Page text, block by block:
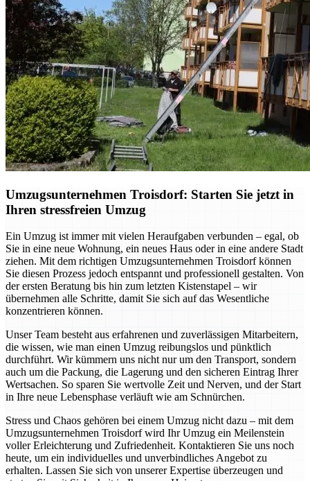
Umzugsunternehmen Troisdorf: Starten Sie jetzt in
Ihren stressfreien Umzug
Ein Umzug ist immer mit vielen Heraufgaben verbunden – egal, ob
Sie in eine neue Wohnung, ein neues Haus oder in eine andere Stadt
ziehen. Mit dem richtigen Umzugsunternehmen Troisdorf können
Sie diesen Prozess jedoch entspannt und professionell gestalten. Von
der ersten Beratung bis hin zum letzten Kistenstapel – wir
übernehmen alle Schritte, damit Sie sich auf das Wesentliche
konzentrieren können.
Unser Team besteht aus erfahrenen und zuverlässigen Mitarbeitern,
die wissen, wie man einen Umzug reibungslos und pünktlich
durchführt. Wir kümmern uns nicht nur um den Transport, sondern
auch um die Packung, die Lagerung und den sicheren Eintrag Ihrer
Wertsachen. So sparen Sie wertvolle Zeit und Nerven, und der Start
in Ihre neue Lebensphase verläuft wie am Schnürchen.
Stress und Chaos gehören bei einem Umzug nicht dazu – mit dem
Umzugsunternehmen Troisdorf wird Ihr Umzug ein Meilenstein
voller Erleichterung und Zufriedenheit. Kontaktieren Sie uns noch
heute, um ein individuelles und unverbindliches Angebot zu
erhalten. Lassen Sie sich von unserer Expertise überzeugen und